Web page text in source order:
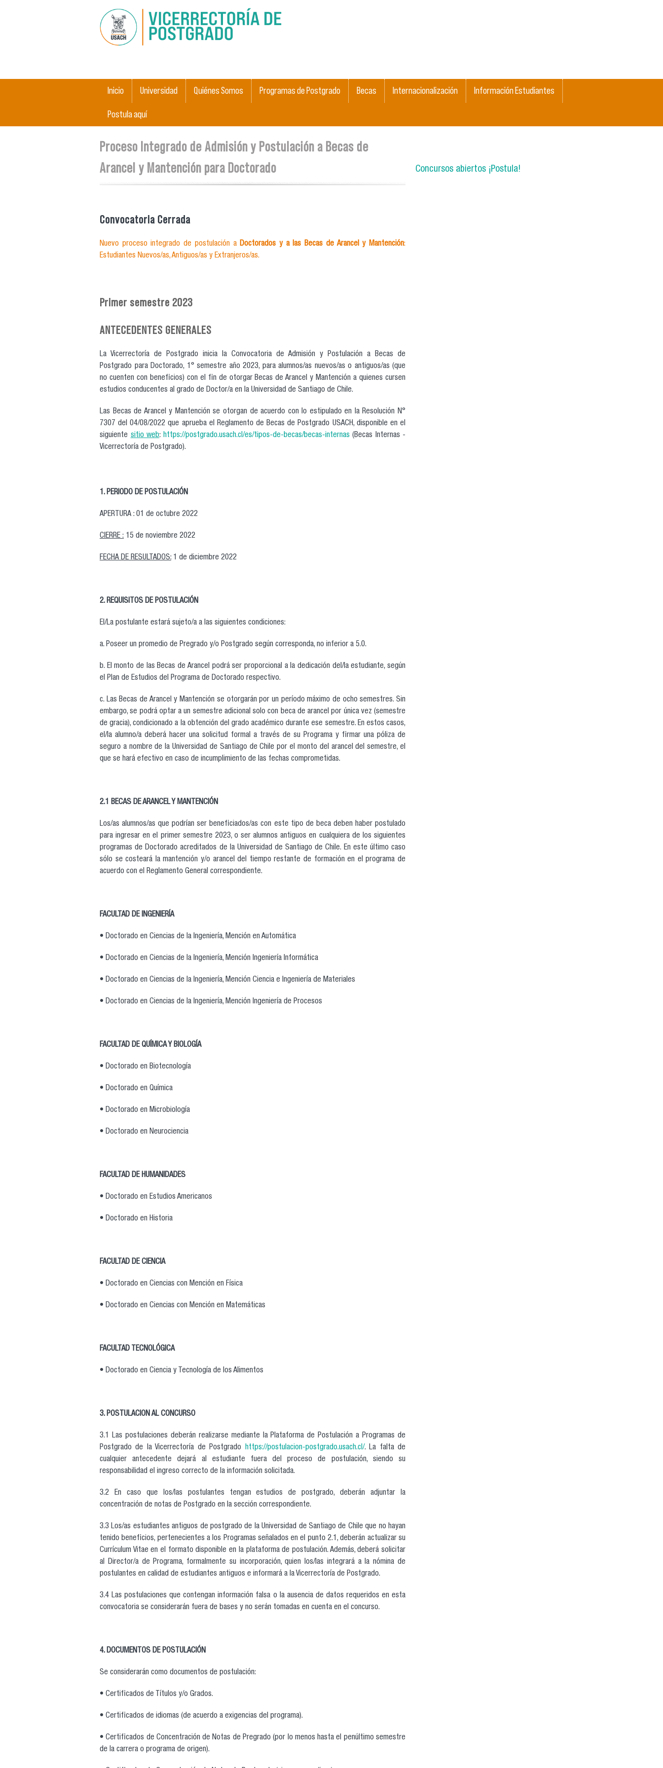
Menú principal
Inicio Universidad Quiénes Somos Programas de Postgrado Becas Internacionalización Información Estudiantes
Postula aquí
Se encuentra usted aquí
Proceso Integrado de Admisión y Postulación a Becas de
Arancel y Mantención para Doctorado
Convocatoria Cerrada
Nuevo proceso integrado de postulación aDoctorados y a las Becas de Arancel y Mantención:
Estudiantes Nuevos/as, Antiguos/as y Extranjeros/as.
Primer semestre 2023
ANTECEDENTES GENERALES
La Vicerrectoría de Postgrado inicia la Convocatoria de Admisión y Postulación a Becas de
Postgrado para Doctorado, 1° semestre año 2023, para alumnos/as nuevos/as o antiguos/as (que
no cuenten con beneficios) con el fin de otorgar Becas de Arancel y Mantención a quienes cursen
estudios conducentes al grado de Doctor/a en la Universidad de Santiago de Chile.
Las Becas de Arancel y Mantención se otorgan de acuerdo con lo estipulado en la Resolución N°
7307 del 04/08/2022 que aprueba el Reglamento de Becas de Postgrado USACH, disponible en el
siguiente sitio web: https://postgrado.usach.cl/es/tipos-de-becas/becas-internas (Becas Internas -
Vicerrectoría de Postgrado).
1. PERIODO DE POSTULACIÓN
APERTURA : 01 de octubre 2022
CIERRE : 15 de noviembre 2022
FECHA DE RESULTADOS: 1 de diciembre 2022
2. REQUISITOS DE POSTULACIÓN
El/La postulante estará sujeto/a a las siguientes condiciones:
a. Poseer un promedio de Pregrado y/o Postgrado según corresponda, no inferior a 5.0.
b. El monto de las Becas de Arancel podrá ser proporcional a la dedicación del/la estudiante, según
el Plan de Estudios del Programa de Doctorado respectivo.
c. Las Becas de Arancel y Mantención se otorgarán por un período máximo de ocho semestres. Sin
embargo, se podrá optar a un semestre adicional solo con beca de arancel por única vez (semestre
de gracia), condicionado a la obtención del grado académico durante ese semestre. En estos casos,
el/la alumno/a deberá hacer una solicitud formal a través de su Programa y firmar una póliza de
seguro a nombre de la Universidad de Santiago de Chile por el monto del arancel del semestre, el
que se hará efectivo en caso de incumplimiento de las fechas comprometidas.
2.1 BECAS DE ARANCEL Y MANTENCIÓN
Los/as alumnos/as que podrían ser beneficiados/as con este tipo de beca deben haber postulado
para ingresar en el primer semestre 2023, o ser alumnos antiguos en cualquiera de los siguientes
programas de Doctorado acreditados de la Universidad de Santiago de Chile. En este último caso
sólo se costeará la mantención y/o arancel del tiempo restante de formación en el programa de
acuerdo con el Reglamento General correspondiente.
FACULTAD DE INGENIERÍA
• Doctorado en Ciencias de la Ingeniería, Mención en Automática
• Doctorado en Ciencias de la Ingeniería, Mención Ingeniería Informática
• Doctorado en Ciencias de la Ingeniería, Mención Ciencia e Ingeniería de Materiales
• Doctorado en Ciencias de la Ingeniería, Mención Ingeniería de Procesos
FACULTAD DE QUÍMICA Y BIOLOGÍA
• Doctorado en Biotecnología
• Doctorado en Química
• Doctorado en Microbiología
• Doctorado en Neurociencia
FACULTAD DE HUMANIDADES
• Doctorado en Estudios Americanos
• Doctorado en Historia
FACULTAD DE CIENCIA
• Doctorado en Ciencias con Mención en Física
• Doctorado en Ciencias con Mención en Matemáticas
FACULTAD TECNOLÓGICA
• Doctorado en Ciencia y Tecnología de los Alimentos
3. POSTULACION AL CONCURSO
3.1 Las postulaciones deberán realizarse mediante la Plataforma de Postulación a Programas de
Postgrado de la Vicerrectoría de Postgrado https://postulacion-postgrado.usach.cl/. La falta de
cualquier antecedente dejará al estudiante fuera del proceso de postulación, siendo su
responsabilidad el ingreso correcto de la información solicitada.
3.2 En caso que los/las postulantes tengan estudios de postgrado, deberán adjuntar la
concentración de notas de Postgrado en la sección correspondiente.
3.3 Los/as estudiantes antiguos de postgrado de la Universidad de Santiago de Chile que no hayan
tenido beneficios, pertenecientes a los Programas señalados en el punto 2.1, deberán actualizar su
Currículum Vitae en el formato disponible en la plataforma de postulación. Además, deberá solicitar
al Director/a de Programa, formalmente su incorporación, quien los/las integrará a la nómina de
postulantes en calidad de estudiantes antiguos e informará a la Vicerrectoría de Postgrado.
3.4 Las postulaciones que contengan información falsa o la ausencia de datos requeridos en esta
convocatoria se considerarán fuera de bases y no serán tomadas en cuenta en el concurso.
4. DOCUMENTOS DE POSTULACIÓN
Se considerarán como documentos de postulación:
• Certificados de Títulos y/o Grados.
• Certificados de idiomas (de acuerdo a exigencias del programa).
• Certificados de Concentración de Notas de Pregrado (por lo menos hasta el penúltimo semestre
de la carrera o programa de origen).
Concursos abiertos ¡Postula!